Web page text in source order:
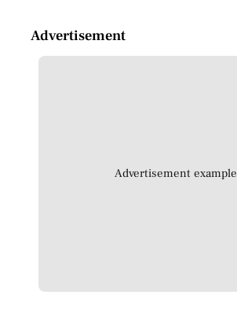
Advertisement
Advertisement example